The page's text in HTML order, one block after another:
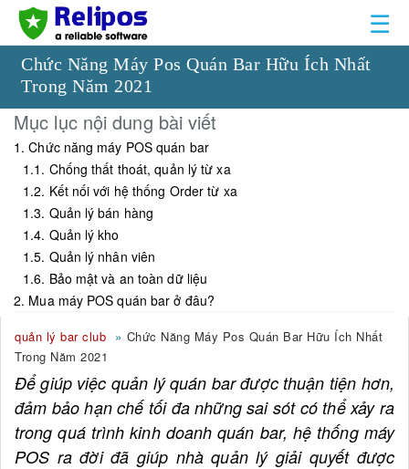
☰
Chức Năng Máy Pos Quán Bar Hữu Ích Nhất
Trong Năm 2021
Mục lục nội dung bài viết
1. Chức năng máy POS quán bar
1.1. Chống thất thoát, quản lý từ xa
1.2. Kết nối với hệ thống Order từ xa
1.3. Quản lý bán hàng
1.4. Quản lý kho
1.5. Quản lý nhân viên
1.6. Bảo mật và an toàn dữ liệu
2. Mua máy POS quán bar ở đâu?
quản lý bar club
Chức Năng Máy Pos Quán Bar Hữu Ích Nhất
Trong Năm 2021
Để giúp việc quản lý quán bar được thuận tiện hơn,
đảm bảo hạn chế tối đa những sai sót có thể xảy ra
trong quá trình kinh doanh quán bar, hệ thống máy
POS ra đời đã giúp nhà quản lý giải quyết được